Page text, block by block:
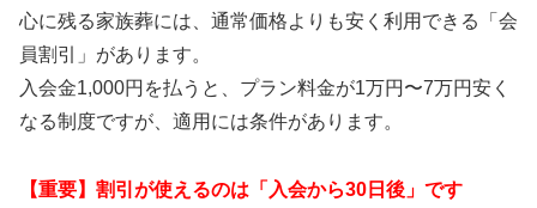
心に残る家族葬には、通常価格よりも安く利用できる「会
員割引」があります。
入会金1,000円を払うと、プラン料金が1万円〜7万円安く
なる制度ですが、適用には条件があります。
【重要】割引が使えるのは「入会から30日後」です